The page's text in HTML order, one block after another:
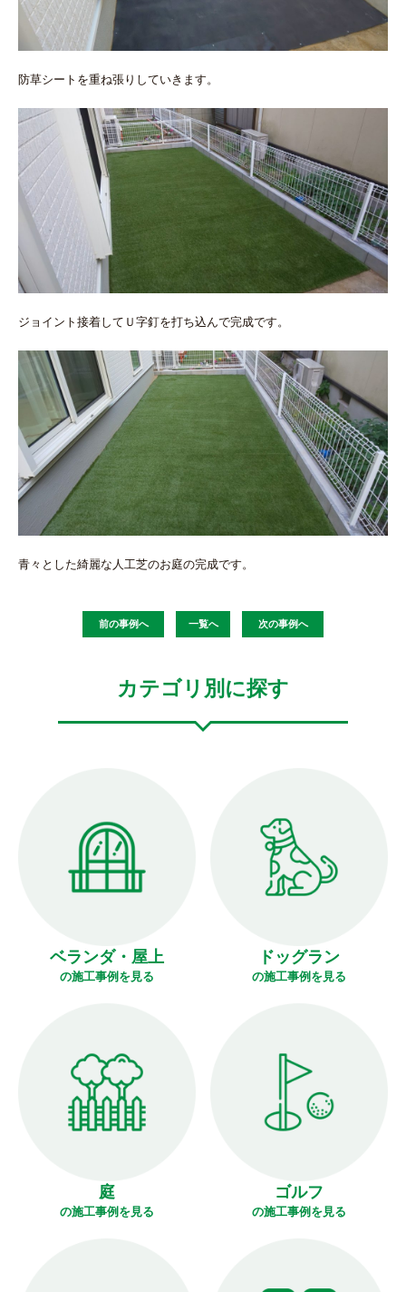
防草シートを重ね張りしていきます。
ジョイント接着してＵ字釘を打ち込んで完成です。
青々とした綺麗な人工芝のお庭の完成です。
前の事例へ 一覧へ 次の事例へ
カテゴリ別に探す
ベランダ・屋上
の施工事例を見る
ドッグラン
の施工事例を見る
庭
の施工事例を見る
ゴルフ
の施工事例を見る